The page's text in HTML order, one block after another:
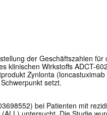
der Geschäftszahlen für
klinischen Wirkstoffs ADCT-
Zynlonta
setzt.
bei Patienten mit